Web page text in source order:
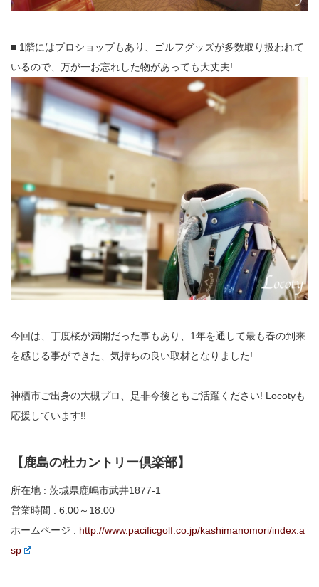
■ 1階にはプロショップもあり、ゴルフグッズが多数取り扱われて
いるので、万が一お忘れした物があっても大丈夫!
今回は、丁度桜が満開だった事もあり、1年を通して最も春の到来
を感じる事ができた、気持ちの良い取材となりました!
神栖市ご出身の大槻プロ、是非今後ともご活躍ください! Locotyも
応援しています!!
【鹿島の杜カントリー倶楽部】
所在地 : 茨城県鹿嶋市武井1877-1
営業時間 : 6:00～18:00
ホームページ : http://www.pacificgolf.co.jp/kashimanomori/index.a
sp